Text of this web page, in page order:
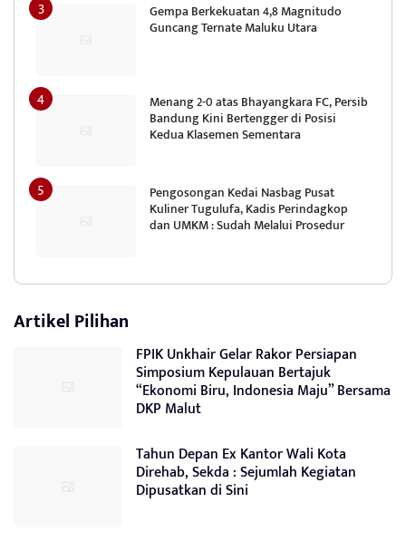
Gempa Berkekuatan 4,8 Magnitudo
Guncang Ternate Maluku Utara
Menang 2-0 atas Bhayangkara FC, Persib
Bandung Kini Bertengger di Posisi
Kedua Klasemen Sementara
Pengosongan Kedai Nasbag Pusat
Kuliner Tugulufa, Kadis Perindagkop
dan UMKM : Sudah Melalui Prosedur
Artikel Pilihan
FPIK Unkhair Gelar Rakor Persiapan
Simposium Kepulauan Bertajuk
“Ekonomi Biru, Indonesia Maju” Bersama
DKP Malut
Tahun Depan Ex Kantor Wali Kota
Direhab, Sekda : Sejumlah Kegiatan
Dipusatkan di Sini